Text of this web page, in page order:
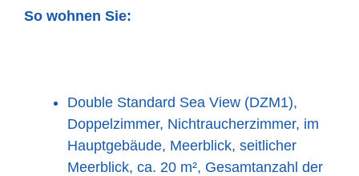
So wohnen Sie:
Double Standard Sea View (DZM1),
Doppelzimmer, Nichtraucherzimmer, im
Hauptgebäude, Meerblick, seitlicher
Meerblick, ca. 20 m², Gesamtanzahl der